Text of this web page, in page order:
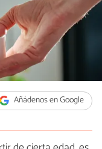
Añádenos en Google